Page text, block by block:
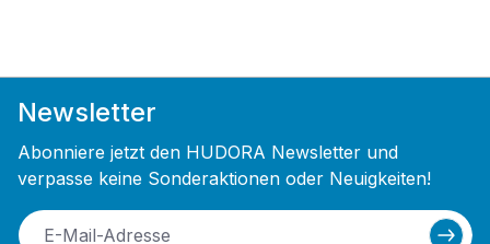
Newsletter
Abonniere jetzt den HUDORA Newsletter und
verpasse keine Sonderaktionen oder Neuigkeiten!